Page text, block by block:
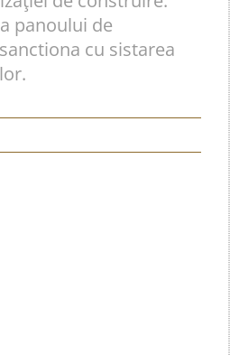
panoului de
cu sistarea